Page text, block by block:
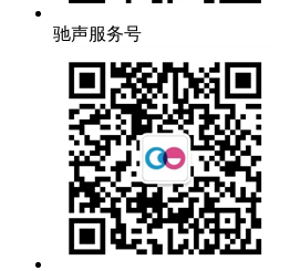
驰声服务号